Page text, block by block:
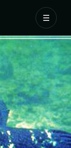
☰